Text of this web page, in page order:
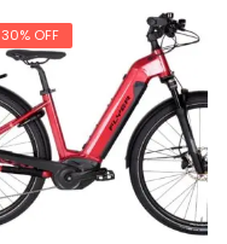
30% OFF